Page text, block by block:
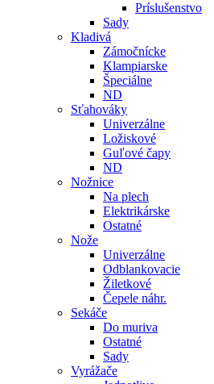
Príslušenstvo
Sady
Kladivá
Zámočnícke
Klampiarske
Špeciálne
ND
Sťahováky
Univerzálne
Ložiskové
Guľové čapy
ND
Nožnice
Na plech
Elektrikárske
Ostatné
Nože
Univerzálne
Odblankovacie
Žiletkové
Čepele náhr.
Sekáče
Do muriva
Ostatné
Sady
Vyrážače